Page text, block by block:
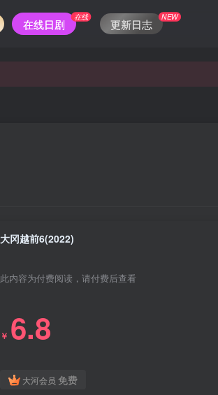
在线日剧
在线
更新日志
NEW
大冈越前6(2022)
此内容为付费阅读，请付费后查看
￥ 6.8
大河会员 免费